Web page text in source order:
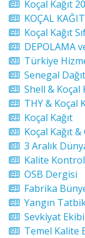
Koçal Kağıt
KOÇAL KAĞIT
Koçal Kağıt
DEPOLAMA
Türkiye
Senegal
Shell & Koçal
THY & Koçal
Koçal Kağıt
Koçal Kağıt &
3 Aralık
Kalite
OSB Dergisi
Fabrika
Yangın
Sevkiyat
Temel Kalite